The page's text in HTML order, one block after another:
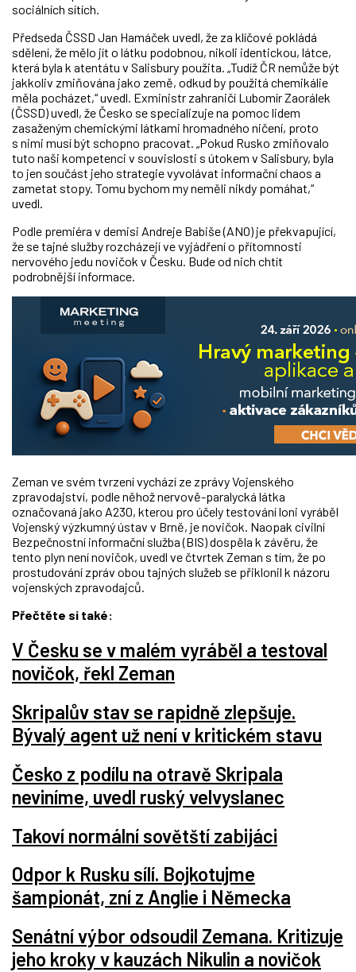
sociálních sítích.
Předseda ČSSD Jan Hamáček uvedl, že za klíčové pokládá
sdělení, že mělo jít o látku podobnou, nikoli identickou, látce,
která byla k atentátu v Salisbury použita. „Tudíž ČR nemůže být
jakkoliv zmiňována jako země, odkud by použitá chemikálie
měla pocházet,“ uvedl. Exministr zahraničí Lubomír Zaorálek
(ČSSD) uvedl, že Česko se specializuje na pomoc lidem
zasaženým chemickými látkami hromadného ničení, proto
s nimi musí být schopno pracovat. „Pokud Rusko zmiňovalo
tuto naši kompetenci v souvislosti s útokem v Salisbury, byla
to jen součást jeho strategie vyvolávat informační chaos a
zametat stopy. Tomu bychom my neměli nikdy pomáhat,“
uvedl.
Podle premiéra v demisi Andreje Babiše (ANO) je překvapující,
že se tajné služby rozcházejí ve vyjádření o přítomnosti
nervového jedu novičok v Česku. Bude od nich chtít
podrobnější informace.
Zeman ve svém tvrzení vychází ze zprávy Vojenského
zpravodajství, podle něhož nervově-paralycká látka
označovaná jako A230, kterou pro účely testování loni vyráběl
Vojenský výzkumný ústav v Brně, je novičok. Naopak civilní
Bezpečnostní informační služba (BIS) dospěla k závěru, že
tento plyn není novičok, uvedl ve čtvrtek Zeman s tím, že po
prostudování zpráv obou tajných služeb se přiklonil k názoru
vojenských zpravodajců.
Přečtěte si také:
V Česku se v malém vyráběl a testoval
novičok, řekl Zeman
Skripalův stav se rapidně zlepšuje.
Bývalý agent už není v kritickém stavu
Česko z podílu na otravě Skripala
neviníme, uvedl ruský velvyslanec
Takoví normální sovětští zabijáci
Odpor k Rusku sílí. Bojkotujme
šampionát, zní z Anglie i Německa
Senátní výbor odsoudil Zemana. Kritizuje
jeho kroky v kauzách Nikulin a novičok